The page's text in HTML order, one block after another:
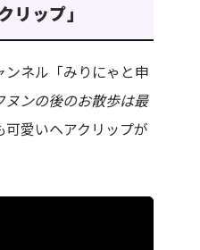
リップ」
ネル「みりにゃと申
ヌンの後のお散歩は最
可愛いヘアクリップが